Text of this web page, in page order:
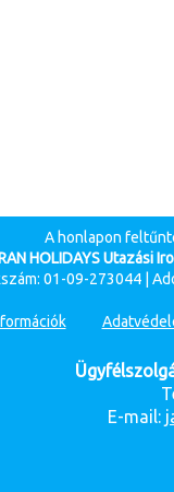
A honlapon
HOLIDAYS Utazási
01-09-273044 |
E-mail: